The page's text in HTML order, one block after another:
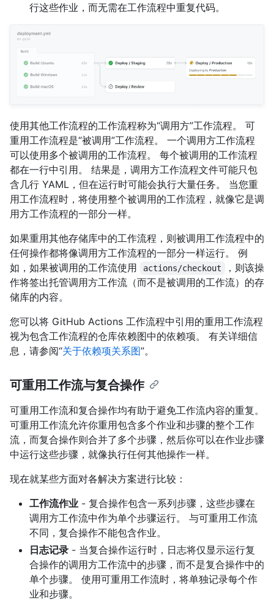
行这些作业，而无需在工作流程中重复代码。
使用其他工作流程的工作流程称为“调用方”工作流程。 可
重用工作流程是“被调用”工作流程。 一个调用方工作流程
可以使用多个被调用的工作流程。 每个被调用的工作流程
都在一行中引用。 结果是，调用方工作流程文件可能只包
含几行 YAML，但在运行时可能会执行大量任务。 当您重
用工作流程时，将使用整个被调用的工作流程，就像它是调
用方工作流程的一部分一样。
如果重用其他存储库中的工作流程，则被调用工作流程中的
任何操作都将像调用方工作流程的一部分一样运行。 例
如，如果被调用的工作流使用
actions/checkout
，则该操
作将签出托管调用方工作流（而不是被调用的工作流）的存
储库的内容。
您可以将 GitHub Actions 工作流程中引用的重用工作流程
视为包含工作流程的仓库依赖图中的依赖项。 有关详细信
息，请参阅“关于依赖项关系图”。
可重用工作流与复合操作
可重用工作流和复合操作均有助于避免工作流内容的重复。
可重用工作流允许你重用包含多个作业和步骤的整个工作
流，而复合操作则合并了多个步骤，然后你可以在作业步骤
中运行这些步骤，就像执行任何其他操作一样。
现在就某些方面对各解决方案进行比较：
工作流作业 - 复合操作包含一系列步骤，这些步骤在
调用方工作流中作为单个步骤运行。 与可重用工作流
不同，复合操作不能包含作业。
日志记录 - 当复合操作运行时，日志将仅显示运行复
合操作的调用方工作流中的步骤，而不是复合操作中的
单个步骤。 使用可重用工作流时，将单独记录每个作
业和步骤。